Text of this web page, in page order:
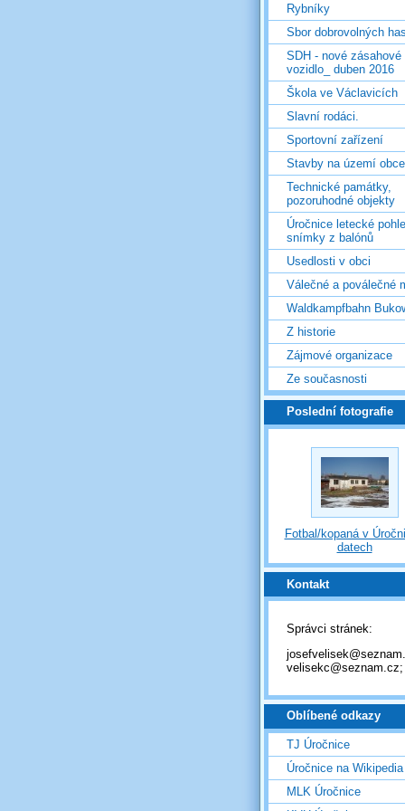
Rybníky
Sbor dobrovolných
SDH - nové zásahové
vozidlo_ duben 2016
Škola ve Václavicích
Slavní rodáci.
Sportovní zařízení
Stavby na území obce
Technické památky,
pozoruhodné objekty
Úročnice letecké
snímky z balónů
Usedlosti v obci
Válečné a poválečné
Waldkampfbahn
Z historie
Zájmové organizace
Ze současnosti
Poslední fotografie
Fotbal/kopaná v
datech
Kontakt
Správci stránek:
velisekc@seznam.cz;
Oblíbené odkazy
TJ Úročnice
Úročnice na Wikipedia
MLK Úročnice